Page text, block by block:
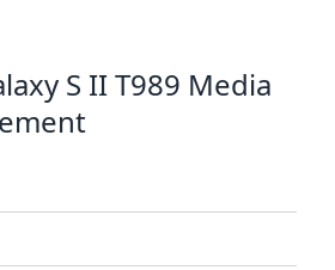
S II T989 Media